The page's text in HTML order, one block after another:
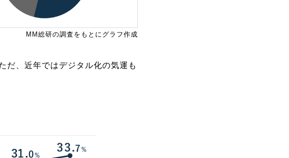
MM総研の調査をもとにグラフ作成
だ、近年ではデジタル化の気運も